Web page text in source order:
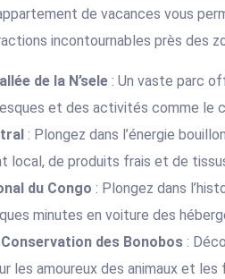
de vacances vous
incontournables près des
de la N’sele : Un vaste parc
et des activités comme le
: Plongez dans l’énergie
local, de produits frais et de
du Congo : Plongez dans
minutes en voiture des
des Bonobos :
les amoureux des animaux et les